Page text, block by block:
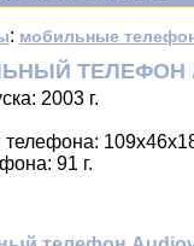
: мобильные
ТЕЛЕФОН
2003 г.
телефона:
91 г.